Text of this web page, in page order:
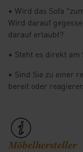
• Wird das Sofa
Wird darauf
darauf erlaubt?
• Steht es direkt
• Sind Sie zu einer
bereit oder
Möbelhersteller